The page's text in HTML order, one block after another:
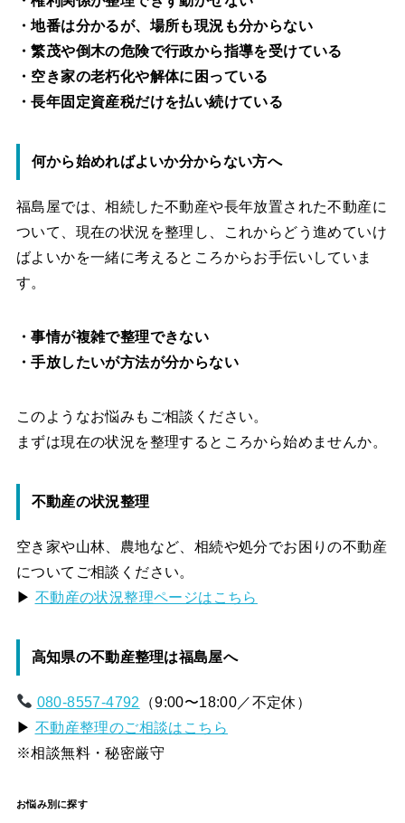
・地番は分かるが、場所も現況も分からない
・繁茂や倒木の危険で行政から指導を受けている
・空き家の老朽化や解体に困っている
・長年固定資産税だけを払い続けている
何から始めればよいか分からない方へ
福島屋では、相続した不動産や長年放置された不動産に
ついて、現在の状況を整理し、これからどう進めていけ
ばよいかを一緒に考えるところからお手伝いしていま
す。
・事情が複雑で整理できない
・手放したいが方法が分からない
このようなお悩みもご相談ください。
まずは現在の状況を整理するところから始めませんか。
不動産の状況整理
空き家や山林、農地など、相続や処分でお困りの不動産
についてご相談ください。
▶ 不動産の状況整理ページはこちら
高知県の不動産整理は福島屋へ
080-8557-4792
（9:00〜18:00／不定休）
▶ 不動産整理のご相談はこちら
※相談無料・秘密厳守
お悩み別に探す